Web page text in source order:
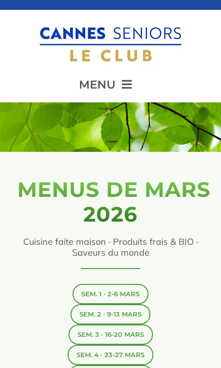
MENU
Accueil
Animation
Prévention
Actualité
Avantages
️ MENUS DE MARS
2026
Cuisine faite maison · Produits frais & BIO ·
Saveurs du monde
SEM. 1 · 2-6 MARS
SEM. 2 · 9-13 MARS
SEM. 3 · 16-20 MARS
SEM. 4 · 23-27 MARS